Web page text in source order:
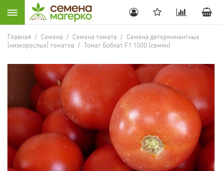
Главная / Семена / Семена томата / Семена детерминантных
(низкорослых) томатов / Томат Бобкат F1 1000 (семян)